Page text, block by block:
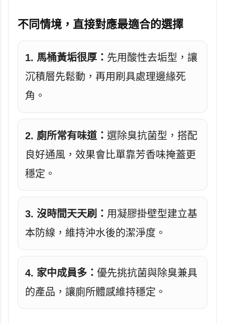
不同情境，直接對應最適合的選擇
1. 馬桶黃垢很厚： 先用酸性去垢型，讓
沉積層先鬆動，再用刷具處理邊緣死
角。
2. 廁所常有味道： 選除臭抗菌型，搭配
良好通風，效果會比單靠芳香味掩蓋更
穩定。
3. 沒時間天天刷： 用凝膠掛壁型建立基
本防線，維持沖水後的潔淨度。
4. 家中成員多： 優先挑抗菌與除臭兼具
的產品，讓廁所體感維持穩定。